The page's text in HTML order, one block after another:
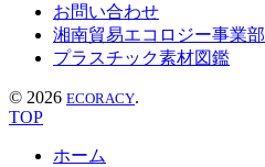
お問い合わせ
湘南貿易エコロジー事業部
プラスチック素材図鑑
© 2026 ECORACY.
TOP
ホーム